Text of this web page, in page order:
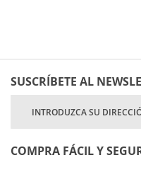
SUSCRÍBETE AL
boletín
de
COMPRA FÁCIL Y